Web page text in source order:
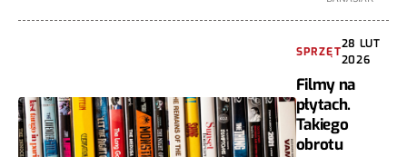
SPRZĘT
28 LUT
2026
Filmy na
płytach.
Takiego
obrotu